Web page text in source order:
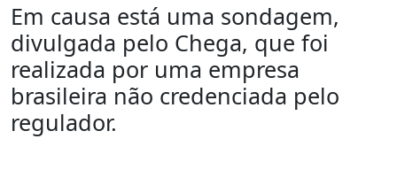
Em causa está uma sondagem,
divulgada pelo Chega, que foi
realizada por uma empresa
brasileira não credenciada pelo
regulador.